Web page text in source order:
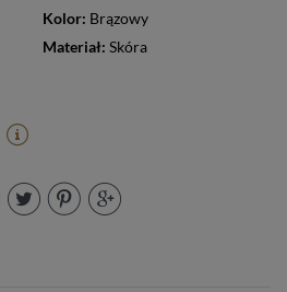
Kolor: Brązowy
Materiał: Skóra